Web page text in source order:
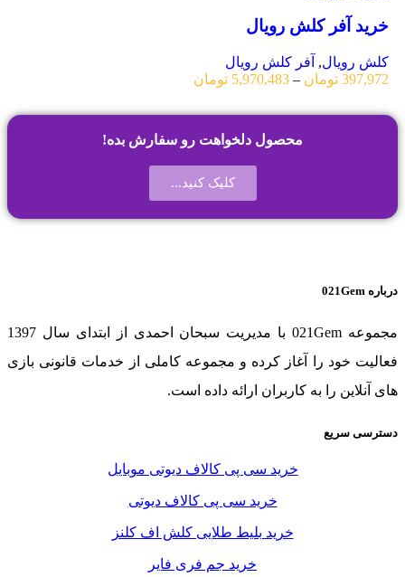
خرید آفر کلش رویال
کلش رویال, آفر کلش رویال
397,972 تومان –
5,970,483 تومان
محصول دلخواهت رو سفارش بده!
کلیک کنید...
درباره 021Gem
مجموعه 021Gem با مدیریت سبحان احمدی از ابتدای سال 1397
فعالیت خود را آغاز کرده و مجموعه کاملی از خدمات قانونی بازی
های آنلاین را به کاربران ارائه داده است.
دسترسی سریع
خرید سی پی کالاف دیوتی موبایل
خرید سی پی کالاف دیوتی
خرید بلیط طلایی کلش اف کلنز
خرید جم فری فایر